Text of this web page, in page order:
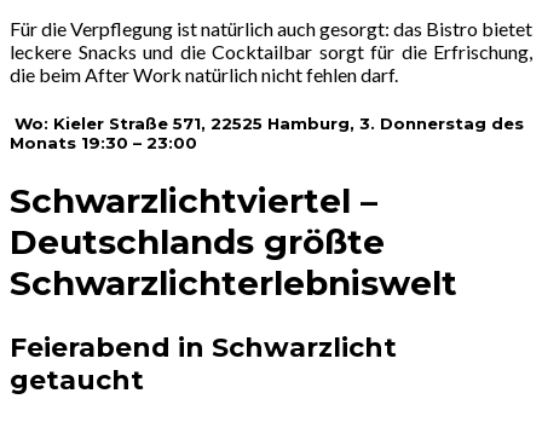
Für die Verpflegung ist natürlich auch gesorgt: das Bistro bietet
leckere Snacks und die Cocktailbar sorgt für die Erfrischung,
die beim After Work natürlich nicht fehlen darf.
Wo: Kieler Straße 571, 22525 Hamburg, 3. Donnerstag des
Monats 19:30 – 23:00
Schwarzlichtviertel –
Deutschlands größte
Schwarzlichterlebniswelt
Feierabend in Schwarzlicht
getaucht